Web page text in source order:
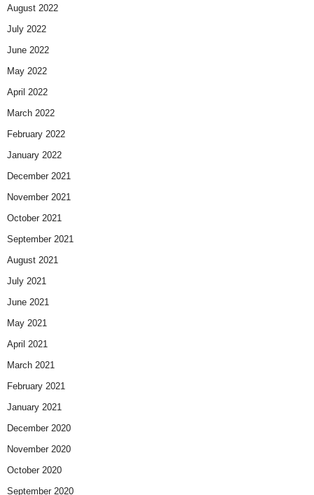
August 2022
July 2022
June 2022
May 2022
April 2022
March 2022
February 2022
January 2022
December 2021
November 2021
October 2021
September 2021
August 2021
July 2021
June 2021
May 2021
April 2021
March 2021
February 2021
January 2021
December 2020
November 2020
October 2020
September 2020